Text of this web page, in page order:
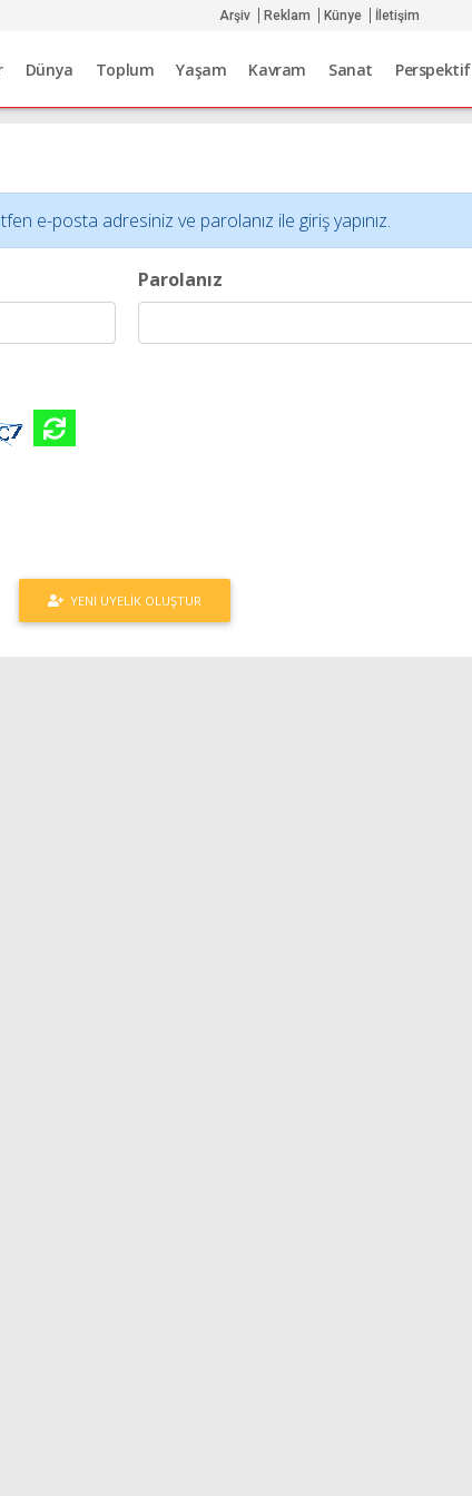
Arşiv Reklam Künye İletişim
Dünya Toplum Yaşam Kavram Sanat Perspektif
e-posta adresiniz ve parolanız ile giriş yapınız.
Parolanız
YENI ÜYELIK OLUŞTUR